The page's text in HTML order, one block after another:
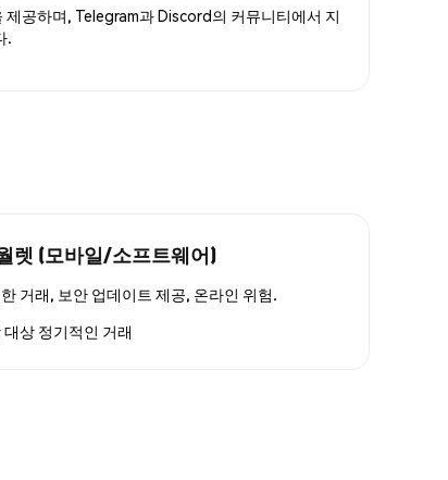
제공하며, Telegram과 Discord의 커뮤니티에서 지
.
렛 (모바일/소프트웨어)
거래, 보안 업데이트 제공, 온라인 위험.
대상 정기적인 거래